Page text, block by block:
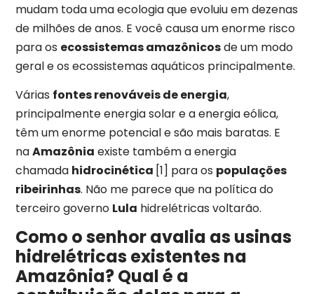
mudam toda uma ecologia que evoluiu em dezenas
de milhões de anos. E você causa um enorme risco
para os ecossistemas amazônicosde um modo
geral e os ecossistemas aquáticos principalmente.
Várias fontes renováveis de energia,
principalmente energia solar e a energia eólica,
têm um enorme potencial e são mais baratas. E
naAmazônia existe também a energia
chamada hidrocinética [1] para os populações
ribeirinhas. Não me parece que na política do
terceiro governo Lula hidrelétricas voltarão.
Como o senhor avalia as usinas
hidrelétricas existentes na
Amazônia? Qual é a